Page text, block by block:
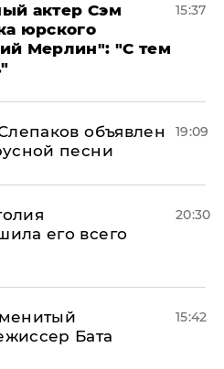
актер Сэм
юрского
Мерлин": "С тем
15:37
объявлен
песни
19:09
его всего
20:30
Бата
15:42